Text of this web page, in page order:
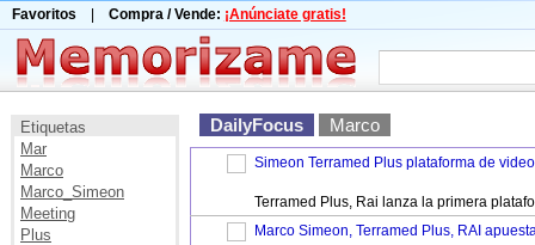
Favoritos Compra / Vende: ¡Anúnciate gratis!
Etiquetas
Mar
Marco
Marco_Simeon
Meeting
Plus
DailyFocus Marco
Simeon Terramed Plus plataforma de
Terramed Plus, Rai lanza la primera
Marco Simeon, Terramed Plus, RAI